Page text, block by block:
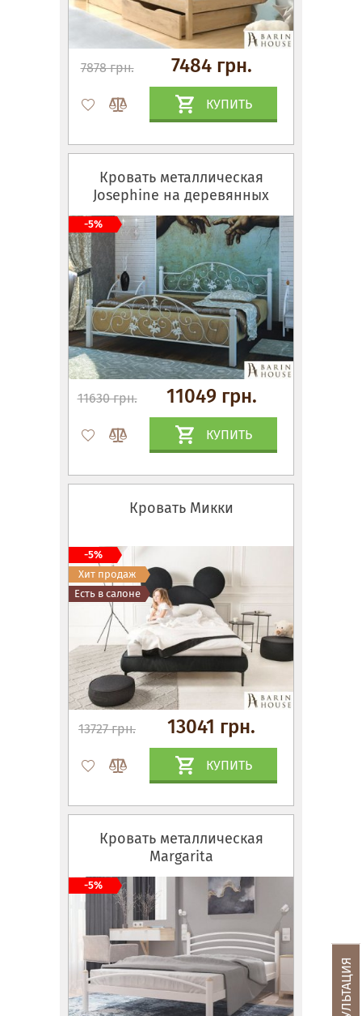
7878 грн. 7484 грн.
КУПИТЬ
Кровать металлическая
Josephine на деревянных
ножках
11630 грн. 11049 грн.
КУПИТЬ
-5%
Кровать Микки
13727 грн. 13041 грн.
КУПИТЬ
-5%
Хит продаж
Есть в салоне
Кровать металлическая
Margarita
-5%